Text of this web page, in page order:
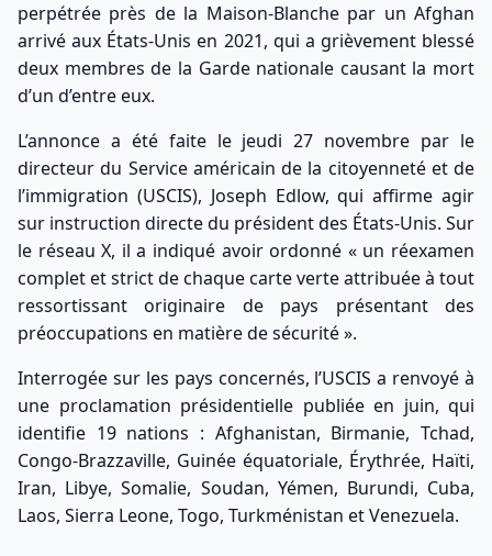
perpétrée près de la Maison-Blanche par un Afghan
arrivé aux États-Unis en 2021, qui a grièvement blessé
deux membres de la Garde nationale causant la mort
d’un d’entre eux.
L’annonce a été faite le jeudi 27 novembre par le
directeur du Service américain de la citoyenneté et de
l’immigration (USCIS), Joseph Edlow, qui affirme agir
sur instruction directe du président des États-Unis. Sur
le réseau X, il a indiqué avoir ordonné « un réexamen
complet et strict de chaque carte verte attribuée à tout
ressortissant originaire de pays présentant des
préoccupations en matière de sécurité ».
Interrogée sur les pays concernés, l’USCIS a renvoyé à
une proclamation présidentielle publiée en juin, qui
identifie 19 nations : Afghanistan, Birmanie, Tchad,
Congo-Brazzaville, Guinée équatoriale, Érythrée, Haïti,
Iran, Libye, Somalie, Soudan, Yémen, Burundi, Cuba,
Laos, Sierra Leone, Togo, Turkménistan et Venezuela.